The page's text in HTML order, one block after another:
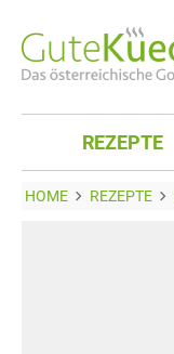
REZEPTE
HOME REZEPTE